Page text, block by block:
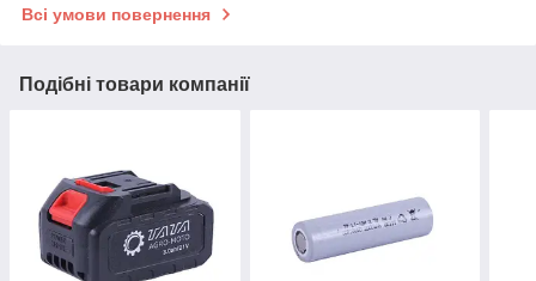
Всі умови повернення
Подібні товари компанії